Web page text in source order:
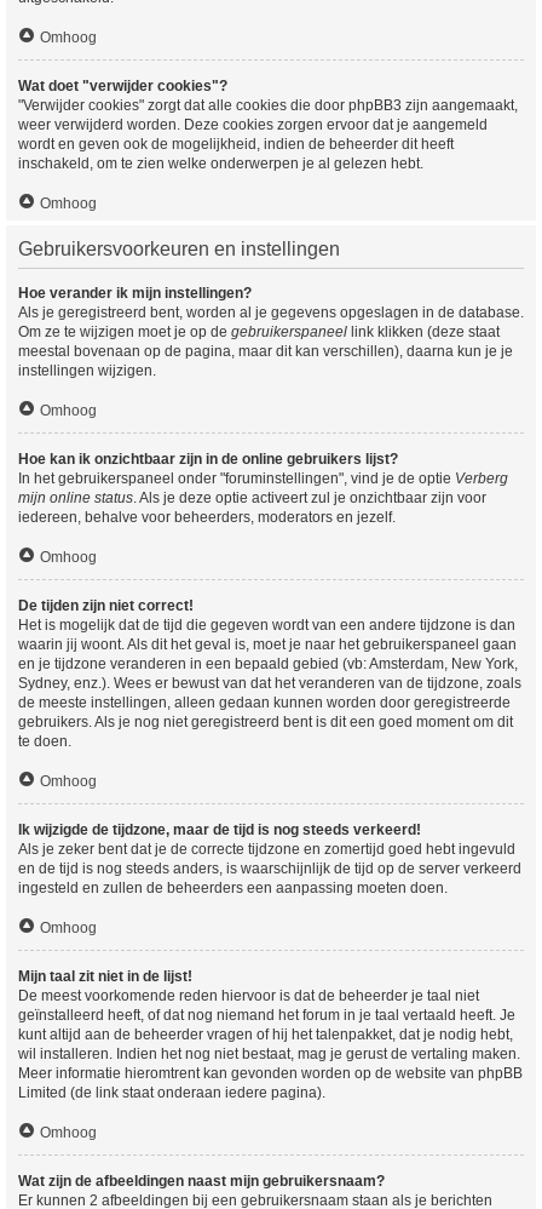
Omhoog
Wat doet "verwijder cookies"?
"Verwijder cookies" zorgt dat alle cookies die door phpBB3 zijn aangemaakt,
weer verwijderd worden. Deze cookies zorgen ervoor dat je aangemeld
wordt en geven ook de mogelijkheid, indien de beheerder dit heeft
inschakeld, om te zien welke onderwerpen je al gelezen hebt.
Omhoog
Gebruikersvoorkeuren en instellingen
Hoe verander ik mijn instellingen?
Als je geregistreerd bent, worden al je gegevens opgeslagen in de database.
Om ze te wijzigen moet je op de gebruikerspaneel link klikken (deze staat
meestal bovenaan op de pagina, maar dit kan verschillen), daarna kun je je
instellingen wijzigen.
Omhoog
Hoe kan ik onzichtbaar zijn in de online gebruikers lijst?
In het gebruikerspaneel onder "foruminstellingen", vind je de optie Verberg
mijn online status. Als je deze optie activeert zul je onzichtbaar zijn voor
iedereen, behalve voor beheerders, moderators en jezelf.
Omhoog
De tijden zijn niet correct!
Het is mogelijk dat de tijd die gegeven wordt van een andere tijdzone is dan
waarin jij woont. Als dit het geval is, moet je naar het gebruikerspaneel gaan
en je tijdzone veranderen in een bepaald gebied (vb: Amsterdam, New York,
Sydney, enz.). Wees er bewust van dat het veranderen van de tijdzone, zoals
de meeste instellingen, alleen gedaan kunnen worden door geregistreerde
gebruikers. Als je nog niet geregistreerd bent is dit een goed moment om dit
te doen.
Omhoog
Ik wijzigde de tijdzone, maar de tijd is nog steeds verkeerd!
Als je zeker bent dat je de correcte tijdzone en zomertijd goed hebt ingevuld
en de tijd is nog steeds anders, is waarschijnlijk de tijd op de server verkeerd
ingesteld en zullen de beheerders een aanpassing moeten doen.
Omhoog
Mijn taal zit niet in de lijst!
De meest voorkomende reden hiervoor is dat de beheerder je taal niet
geïnstalleerd heeft, of dat nog niemand het forum in je taal vertaald heeft. Je
kunt altijd aan de beheerder vragen of hij het talenpakket, dat je nodig hebt,
wil installeren. Indien het nog niet bestaat, mag je gerust de vertaling maken.
Meer informatie hieromtrent kan gevonden worden op de website van phpBB
Limited (de link staat onderaan iedere pagina).
Omhoog
Wat zijn de afbeeldingen naast mijn gebruikersnaam?
Er kunnen 2 afbeeldingen bij een gebruikersnaam staan als je berichten